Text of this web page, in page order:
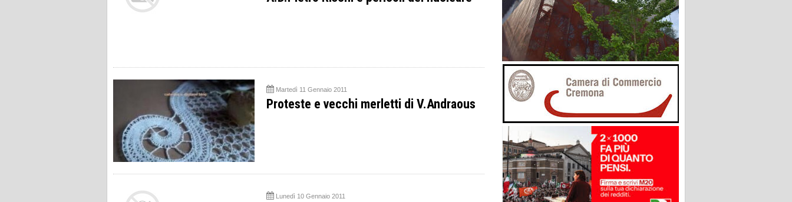
Martedì 11 Gennaio 2011
Proteste e vecchi merletti di V.Andraous
Lunedì 10 Gennaio 2011